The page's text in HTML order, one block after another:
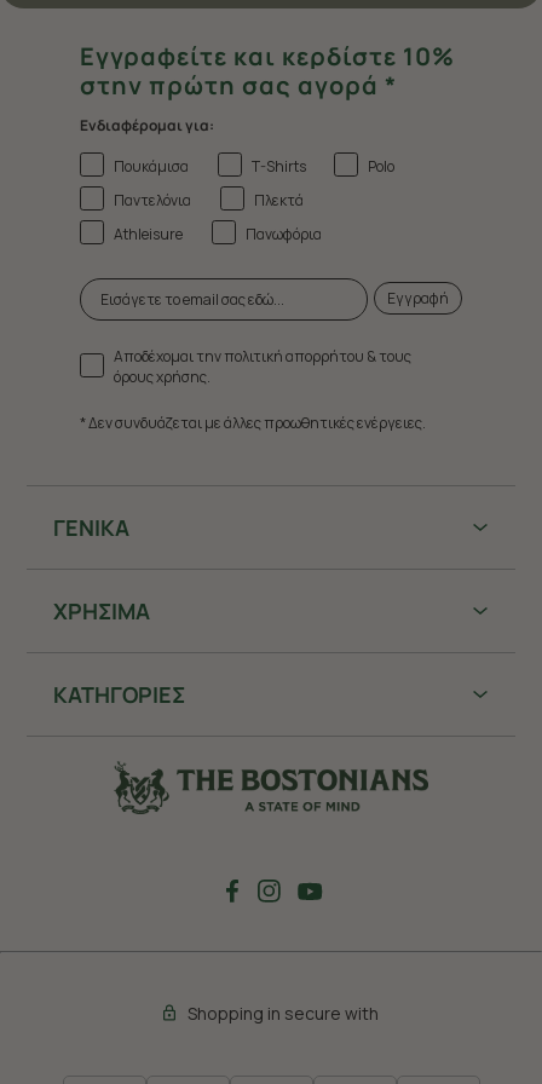
ΓΕΝΙΚΑ
ΧΡHΣΙΜΑ
ΚΑΤΗΓΟΡΙΕΣ
Εγγραφείτε και κερδίστε 10%
στην πρώτη σας αγορά *
Ενδιαφέρομαι για:
Πουκάμισα
T-Shirts
Polo
Παντελόνια
Πλεκτά
Athleisure
Πανωφόρια
Εγγραφή
Αποδέχομαι την πολιτική απορρήτου & τους
όρους χρήσης.
* Δεν συνδυάζεται με άλλες προωθητικές ενέργειες.
Shopping in secure with